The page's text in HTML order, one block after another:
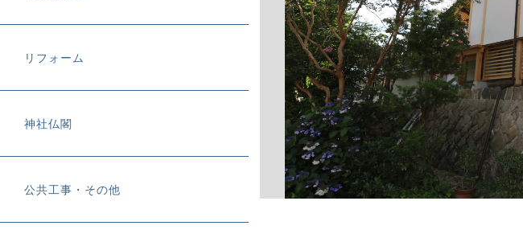
リフォーム
神社仏閣
公共工事・その他